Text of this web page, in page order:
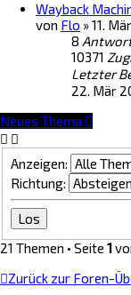
Wayback
von Flo »11.
8
10371
Letzter
22. Mär
Neues Thema
Anzeigen:
Richtung:
21 Themen • Seite 1
Zurück zur Foren-